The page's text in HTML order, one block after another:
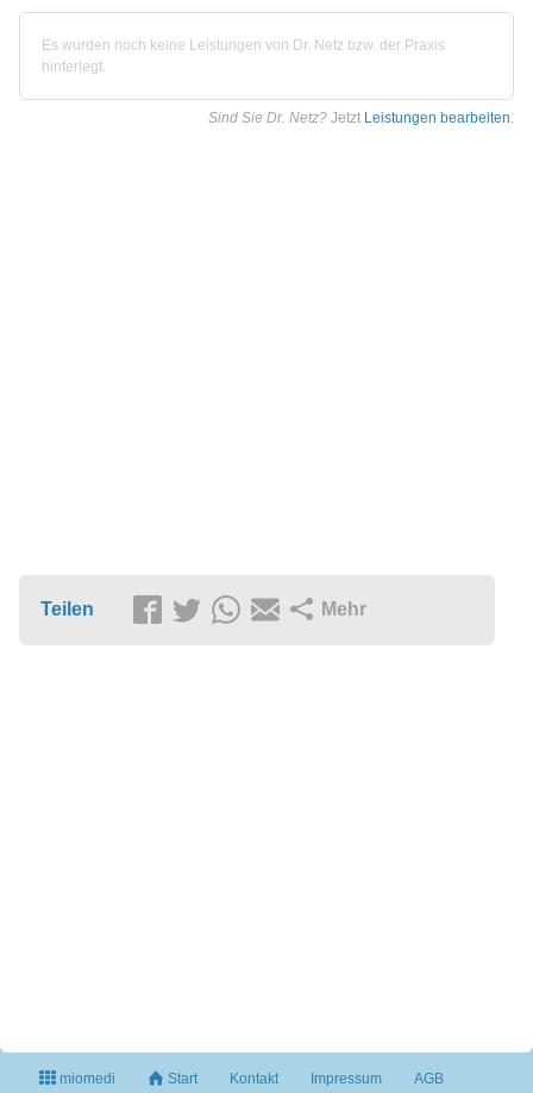
Es wurden noch keine Leistungen von Dr. Netz bzw. der Praxis
hinterlegt.
Sind Sie Dr. Netz? Jetzt Leistungen bearbeiten.
Teilen Mehr
miomedi Start Kontakt Impressum AGB